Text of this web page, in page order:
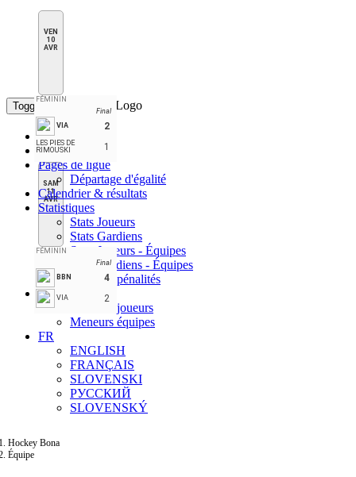
VEN
10
AVR
FÉMININ
Final
VIA
2
LES PIES DE
RIMOUSKI
1
SAM
11
AVR
FÉMININ
Final
BBN
4
VIA 2
Toggle navigation
Accueil
Classement
Pages de ligue
Départage d'égalité
Calendrier & résultats
Statistiques
Stats Joueurs
Stats Gardiens
Stats Joueurs - Équipes
Stats Gardiens - Équipes
Stats des pénalités
Meneurs
Meneurs joueurs
Meneurs équipes
FR
ENGLISH
FRANÇAIS
SLOVENSKI
РУССКИЙ
SLOVENSKÝ
Hockey Bona
Équipe